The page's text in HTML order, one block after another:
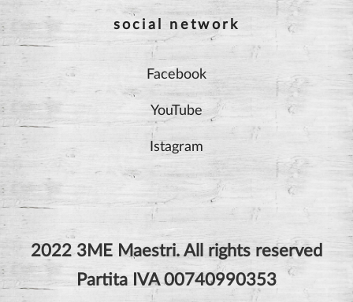
social network
Facebook
YouTube
Istagram
2022 3ME Maestri. All rights reserved
Partita IVA 00740990353